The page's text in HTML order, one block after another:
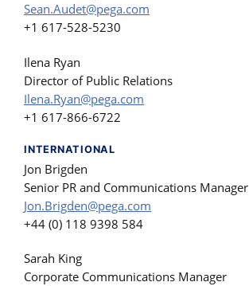
Sean.Audet@pega.com
+1 617-528-5230
Ilena Ryan
Director of Public Relations
Ilena.Ryan@pega.com
+1 617-866-6722
INTERNATIONAL
Jon Brigden
Senior PR and Communications Manager
Jon.Brigden@pega.com
+44 (0) 118 9398 584
Sarah King
Corporate Communications Manager